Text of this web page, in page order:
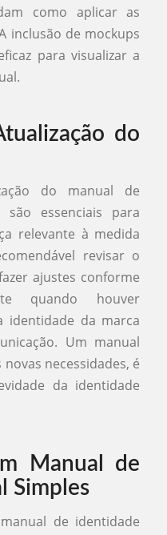
como aplicar as
inclusão de mockups
para visualizar a
do
do manual de
são essenciais para
relevante à medida
revisar o
ajustes conforme
quando houver
identidade da marca
Um manual
necessidades, é
da identidade
Manual de
Simples
de identidade